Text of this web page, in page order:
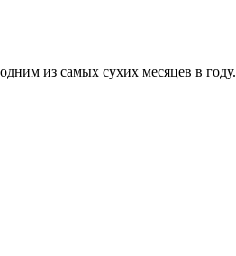
из самых сухих месяцев в году.